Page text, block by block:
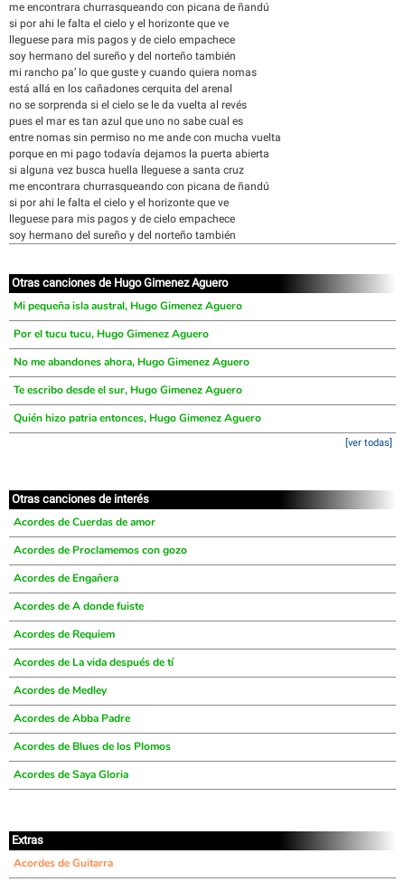
me encontrara churrasqueando con picana de ñandú
si por ahi le falta el cielo y el horizonte que ve
lleguese para mis pagos y de cielo empachece
soy hermano del sureño y del norteño también
mi rancho pa’ lo que guste y cuando quiera nomas
está allá en los cañadones cerquita del arenal
no se sorprenda si el cielo se le da vuelta al revés
pues el mar es tan azul que uno no sabe cual es
entre nomas sin permiso no me ande con mucha vuelta
porque en mi pago todavía dejamos la puerta abierta
si alguna vez busca huella lleguese a santa cruz
me encontrara churrasqueando con picana de ñandú
si por ahi le falta el cielo y el horizonte que ve
lleguese para mis pagos y de cielo empachece
soy hermano del sureño y del norteño también
Otras canciones de Hugo Gimenez Aguero
Mi pequeña isla austral, Hugo Gimenez Aguero
Por el tucu tucu, Hugo Gimenez Aguero
No me abandones ahora, Hugo Gimenez Aguero
Te escribo desde el sur, Hugo Gimenez Aguero
Quién hizo patria entonces, Hugo Gimenez Aguero
[ver todas]
Otras canciones de interés
Acordes de Cuerdas de amor
Acordes de Proclamemos con gozo
Acordes de Engañera
Acordes de A donde fuiste
Acordes de Requiem
Acordes de La vida después de tí
Acordes de Medley
Acordes de Abba Padre
Acordes de Blues de los Plomos
Acordes de Saya Gloria
Extras
Acordes de Guitarra